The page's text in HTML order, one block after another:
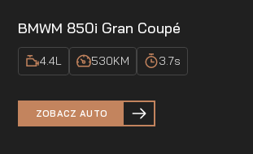
BMWM 850i Gran Coupé
4.4L 530KM 3.7s
ZOBACZ AUTO